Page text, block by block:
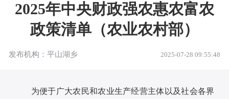
2025年中央财政强农惠农富农
政策清单（农业农村部）
发布机构：平山湖乡 2025-07-28 09:55:48
为便于广大农民和农业生产经营主体以及社会各界